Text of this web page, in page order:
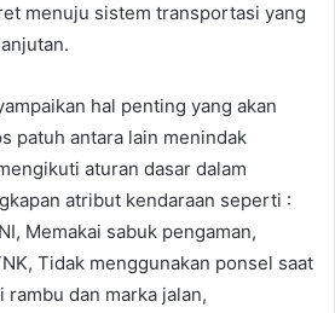
menuju sistem transportasi yang
hal penting yang akan
patuh antara lain menindak
aturan dasar dalam
atribut kendaraan seperti :
Memakai sabuk pengaman,
Tidak menggunakan ponsel saat
dan marka jalan,